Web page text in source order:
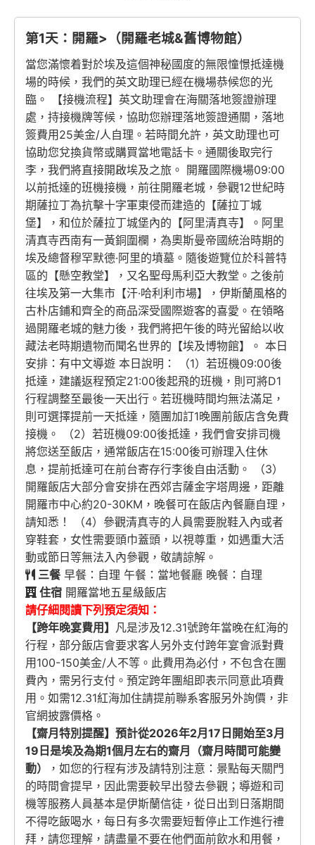
第1天：開羅>（開羅老城&舊博物館）
當您滿懷着對於埃及這個神秘國度的無限憧憬抵達機
場的時候，我們的英文助理已經在機場恭候您的光
臨。 【接機流程】英文助理會在海關落地簽證辦理
處，持接機牌等候，協助您辦理落地簽證通關，落地
簽費用25美金/人自理。若時間允許，英文助理也可
協助您兌換貨幣或購買當地電話卡。通關後取完行
李，我們將直接開啟埃及之旅。 開羅國際機場09:00
以前抵達的班機接機，前往開羅老城，參觀12世紀時
期薩拉丁為抗擊十字軍東侵而建造的【薩拉丁城
堡】，和位於薩拉丁城堡內的【阿里清真寺】。阿里
清真寺西南有一黃銅圍欄，為奧斯曼帝國統治時期的
埃及總督穆罕默德·阿里的墳墓。隨後遊覽位於科普特
區的【懸空教堂】，又名聖母馬利亞大教堂。之後前
往埃及第一大集市【汗·哈利利市場】，伊斯蘭風格的
古朴店鋪和齊全的商品深受國際遊客的喜愛。在領略
過開羅老城的魅力後，我們將把午後的時光留給以收
藏法老時期遺物而聞名世界的【埃及博物館】。 本日
安排：有中文導遊 本日說明： （1）若班機09:00後
抵達，建議返程預定21:00後起飛的班機，則可將D1
行程調整至最後一天出行。若班機時間均無法滿足，
則可選擇提前一天抵達，隨團加訂1晚團前飯店含免費
接機。 （2）若班機09:00後抵達，我們會安排司機
將您送至飯店，通常飯店在15:00後可辦理入住休
息，提前抵達可在前台寄存行李後自由活動。 （3）
開羅飯店大部分會安排在西郊吉薩金字塔周邊，距離
開羅市中心約20-30KM，晚餐可在飯店內餐廳自理，
請知悉！ （4）參觀清真寺的人員需要脫鞋入內或者
穿鞋套，女性需要頭巾蓋頭，以視尊重，如遇重大活
動或節日等無法入內參觀，敬請諒解。
三餐早餐：自理 午餐：當地餐廳 晚餐：自理
住宿 開羅當地五星級飯店
請仔細閱讀下列預定須知：
【跨年晚宴費用】 凡是涉及12.31號跨年當晚在紅海的
行程，部分飯店會要求客人另外支付跨年宴會派對費
用100-150美金/人不等。此費用為必付，不包含在團
費內，需另行支付。預定跨年團組即表示同意此項費
用。如需12.31紅海加住請提前聯系客服另外詢價，非
官網披露價格。
【齋月特別提醒】預計從2026年2月17日開始至3月
19日是埃及為期1個月左右的齋月（齋月時間可能變
動）
，如您的行程有涉及請特別注意：景點每天關門
的時間會提早，因此需要較早出發去參觀；導遊和司
機等服務人員基本是伊斯蘭信徒，從日出到日落期間
不得吃飯喝水，每日有多次需要短暫停止工作進行禮
拜，請您理解，請盡量不要在他們面前飲水和用餐，